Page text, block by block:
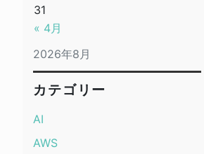
2026年8月
« 4月
31
カテゴリー
AI
AWS